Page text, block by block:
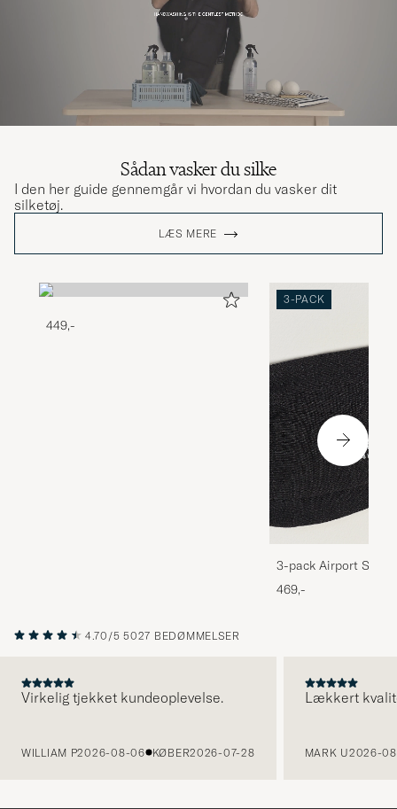
Sådan vasker du silke
I den her guide gennemgår vi hvordan du vasker dit
silketøj.
LÆS MERE
449,-
3-PACK
3-pack Airport
Melange
469,-
4.70/5 5027 BEDØMMELSER
Virkelig tjekket kundeoplevelse.
WILLIAM P2026-08-06 KØBER2026-07-28
Lækkert
MARK U2026-